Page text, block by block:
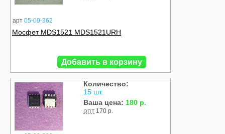
арт 05-00-362
Мосфет MDS1521 MDS1521URH
Добавить в корзину
Количество:
15 шт.
Ваша цена: 180 р.
опт 170 р.